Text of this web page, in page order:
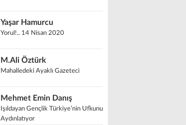
Yaşar Hamurcu
Yorul!.. 14 Nisan 2020
M.Ali Öztürk
Mahalledeki Ayaklı Gazeteci
Mehmet Emin Danış
Işıldayan Gençlik Türkiye’nin Ufkunu
Aydınlatıyor